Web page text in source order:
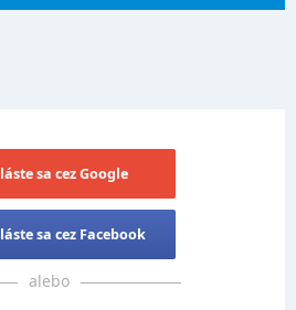
sa cez Google
sa cez Facebook
alebo